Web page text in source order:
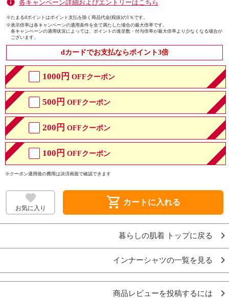
各キャンペーン詳細およびエントリーはこちら
※たまるdポイントはポイント支払を除く商品代金(税抜)の1％です。
※表示倍率は各キャンペーンの適用条件を全て満たした場合の最大倍率です。
各キャンペーンの適用状況によっては、ポイントの進呈数・付与倍率が最大倍率より少なくなる場合が
ございます。
dカードでお支払ならポイント3倍
1000円 OFFクーポン
500円 OFFクーポン
200円 OFFクーポン
100円 OFFクーポン
※クーポン適用後の費用は決済画面で確認できます
お気に入り shopping_cart カートに入れる
暮らしの肌着 トップに戻る
インナーシャツの一覧を見る
商品レビューを投稿するには